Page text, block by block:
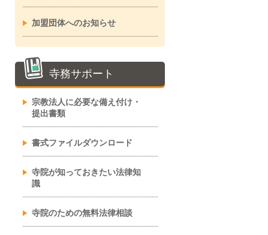
加盟団体へのお知らせ
寺務サポート
宗教法人に必要な備え付け・
提出書類
書式ファイルダウンロード
寺院が知っておきたい法律知
識
寺院のための無料法律相談